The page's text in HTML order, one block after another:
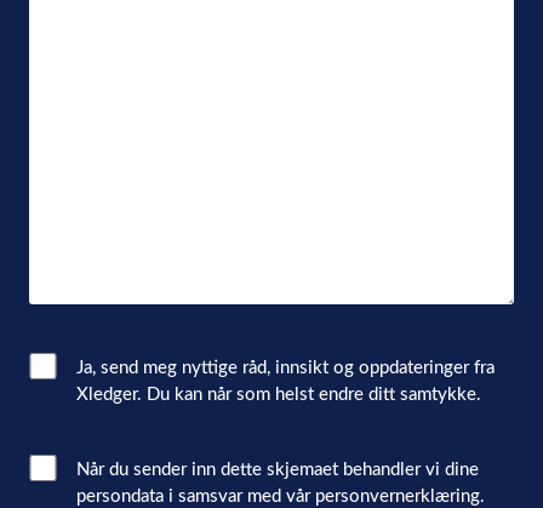
Email
Consent
Ja, send meg nyttige råd, innsikt og oppdateringer fra
Xledger. Du kan når som helst endre ditt samtykke.
Interacted
Når du sender inn dette skjemaet behandler vi dine
persondata i samsvar med vår personvernerklæring.